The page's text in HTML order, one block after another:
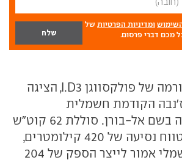
ומדיניות הפרטיות של
על בסיס הפלטפורמה של פולקסווגן I.D3, הציגה
הקודמת חשמלית
קומקפטית משלה בשם אל-בורן. סוללת 62 קוט"ש
מרשימה תספק טווח נסיעה של 420 קילומטרים,
ואילו המנוע החשמלי אמור לייצר הספק של 204